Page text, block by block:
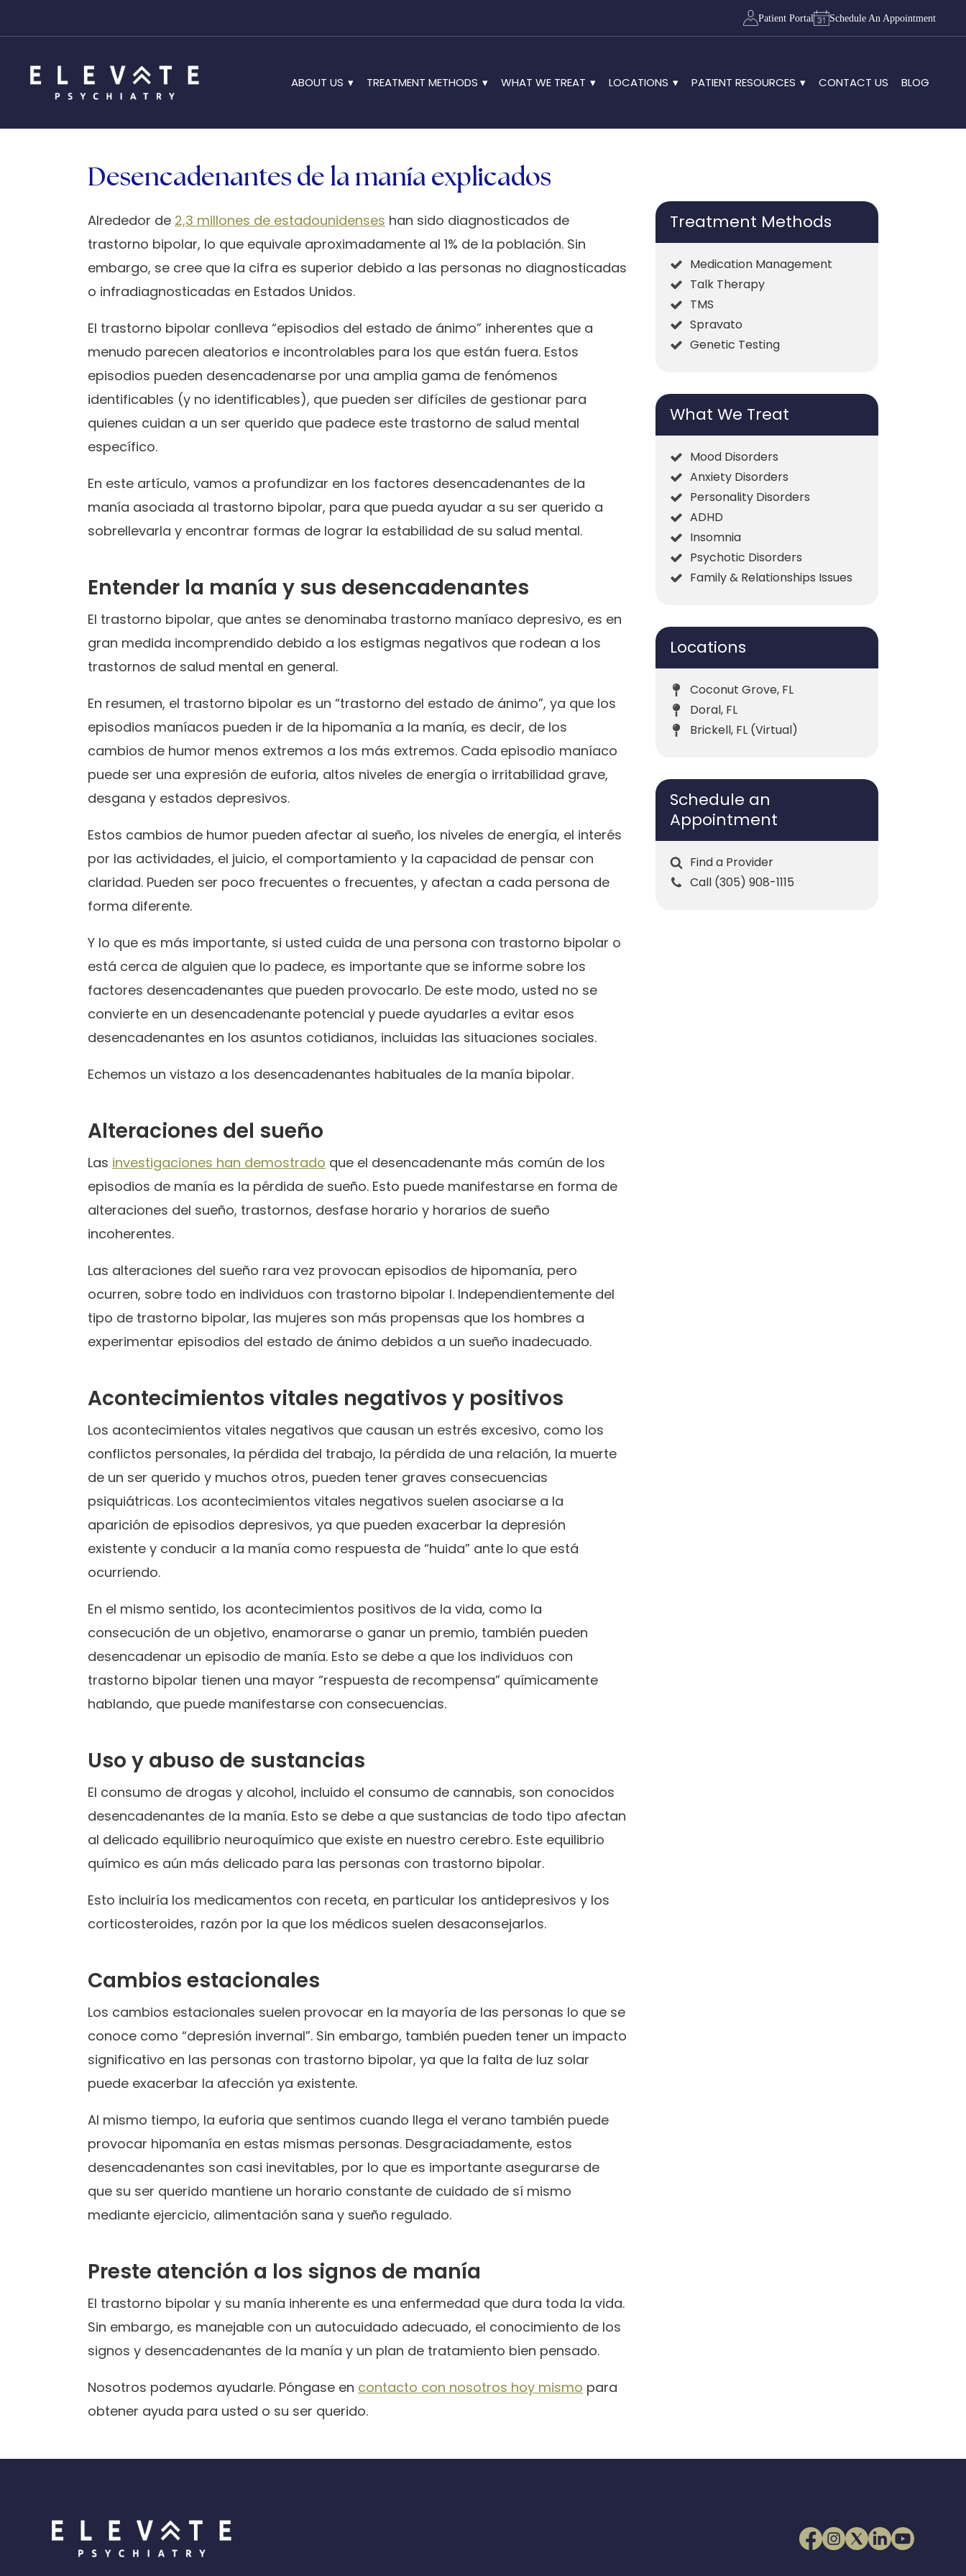
Patient Portal Schedule An Appointment
ABOUT US TREATMENT METHODS WHAT WE TREAT LOCATIONS PATIENT RESOURCES CONTACT US BLOG
Desencadenantes de la manía explicados
Alrededor de 2,3 millones de estadounidenses han sido diagnosticados de
trastorno bipolar, lo que equivale aproximadamente al 1% de la población. Sin
embargo, se cree que la cifra es superior debido a las personas no diagnosticadas
o infradiagnosticadas en Estados Unidos.
El trastorno bipolar conlleva “episodios del estado de ánimo” inherentes que a
menudo parecen aleatorios e incontrolables para los que están fuera. Estos
episodios pueden desencadenarse por una amplia gama de fenómenos
identificables (y no identificables), que pueden ser difíciles de gestionar para
quienes cuidan a un ser querido que padece este trastorno de salud mental
específico.
En este artículo, vamos a profundizar en los factores desencadenantes de la
manía asociada al trastorno bipolar, para que pueda ayudar a su ser querido a
sobrellevarla y encontrar formas de lograr la estabilidad de su salud mental.
Entender la manía y sus desencadenantes
El trastorno bipolar, que antes se denominaba trastorno maníaco depresivo, es en
gran medida incomprendido debido a los estigmas negativos que rodean a los
trastornos de salud mental en general.
En resumen, el trastorno bipolar es un “trastorno del estado de ánimo”, ya que los
episodios maníacos pueden ir de la hipomanía a la manía, es decir, de los
cambios de humor menos extremos a los más extremos. Cada episodio maníaco
puede ser una expresión de euforia, altos niveles de energía o irritabilidad grave,
desgana y estados depresivos.
Estos cambios de humor pueden afectar al sueño, los niveles de energía, el interés
por las actividades, el juicio, el comportamiento y la capacidad de pensar con
claridad. Pueden ser poco frecuentes o frecuentes, y afectan a cada persona de
forma diferente.
Y lo que es más importante, si usted cuida de una persona con trastorno bipolar o
está cerca de alguien que lo padece, es importante que se informe sobre los
factores desencadenantes que pueden provocarlo. De este modo, usted no se
convierte en un desencadenante potencial y puede ayudarles a evitar esos
desencadenantes en los asuntos cotidianos, incluidas las situaciones sociales.
Echemos un vistazo a los desencadenantes habituales de la manía bipolar.
Alteraciones del sueño
Las investigaciones han demostrado que el desencadenante más común de los
episodios de manía es la pérdida de sueño. Esto puede manifestarse en forma de
alteraciones del sueño, trastornos, desfase horario y horarios de sueño
incoherentes.
Las alteraciones del sueño rara vez provocan episodios de hipomanía, pero
ocurren, sobre todo en individuos con trastorno bipolar I. Independientemente del
tipo de trastorno bipolar, las mujeres son más propensas que los hombres a
experimentar episodios del estado de ánimo debidos a un sueño inadecuado.
Acontecimientos vitales negativos y positivos
Los acontecimientos vitales negativos que causan un estrés excesivo, como los
conflictos personales, la pérdida del trabajo, la pérdida de una relación, la muerte
de un ser querido y muchos otros, pueden tener graves consecuencias
psiquiátricas. Los acontecimientos vitales negativos suelen asociarse a la
aparición de episodios depresivos, ya que pueden exacerbar la depresión
existente y conducir a la manía como respuesta de “huida” ante lo que está
ocurriendo.
En el mismo sentido, los acontecimientos positivos de la vida, como la
consecución de un objetivo, enamorarse o ganar un premio, también pueden
desencadenar un episodio de manía. Esto se debe a que los individuos con
trastorno bipolar tienen una mayor “respuesta de recompensa” químicamente
hablando, que puede manifestarse con consecuencias.
Uso y abuso de sustancias
El consumo de drogas y alcohol, incluido el consumo de cannabis, son conocidos
desencadenantes de la manía. Esto se debe a que sustancias de todo tipo afectan
al delicado equilibrio neuroquímico que existe en nuestro cerebro. Este equilibrio
químico es aún más delicado para las personas con trastorno bipolar.
Esto incluiría los medicamentos con receta, en particular los antidepresivos y los
corticosteroides, razón por la que los médicos suelen desaconsejarlos.
Cambios estacionales
Los cambios estacionales suelen provocar en la mayoría de las personas lo que se
conoce como “depresión invernal”. Sin embargo, también pueden tener un impacto
significativo en las personas con trastorno bipolar, ya que la falta de luz solar
puede exacerbar la afección ya existente.
Al mismo tiempo, la euforia que sentimos cuando llega el verano también puede
provocar hipomanía en estas mismas personas. Desgraciadamente, estos
desencadenantes son casi inevitables, por lo que es importante asegurarse de
que su ser querido mantiene un horario constante de cuidado de sí mismo
mediante ejercicio, alimentación sana y sueño regulado.
Preste atención a los signos de manía
El trastorno bipolar y su manía inherente es una enfermedad que dura toda la vida.
Sin embargo, es manejable con un autocuidado adecuado, el conocimiento de los
signos y desencadenantes de la manía y un plan de tratamiento bien pensado.
Nosotros podemos ayudarle. Póngase en contacto con nosotros hoy mismo para
obtener ayuda para usted o su ser querido.
Treatment Methods
Medication Management
Talk Therapy
TMS
Spravato
Genetic Testing
What We Treat
Mood Disorders
Anxiety Disorders
Personality Disorders
ADHD
Insomnia
Psychotic Disorders
Family & Relationships Issues
Locations
Coconut Grove, FL
Doral, FL
Brickell, FL (Virtual)
Schedule an
Appointment
Find a Provider
Call (305) 908-1115